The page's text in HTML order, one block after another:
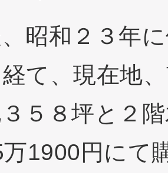
昭和２３年
て、現在地
５８坪と２
1900円にて